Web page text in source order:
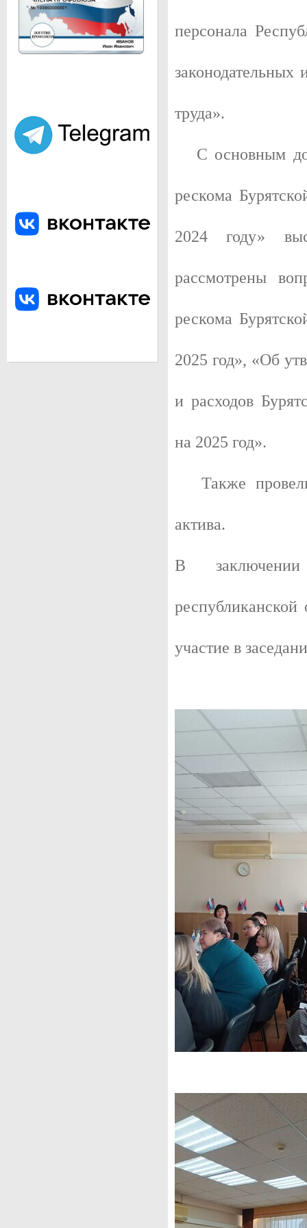
город Улан-Удэ. Население 426 650 (2015).
ПАМЯТНИК ВЛАДИМИРУ ИЛЬИЧУ ЛЕНИНУ
Скульптурное изваяние головы Владимира Ильича Ленина,
персонала
труда».
С основным
рескома
2024 году»
рассмотрены
рескома
2025 год», «Об
и расходов
на 2025 год».
Также провели
актива.
В заключении
республиканской
участие в